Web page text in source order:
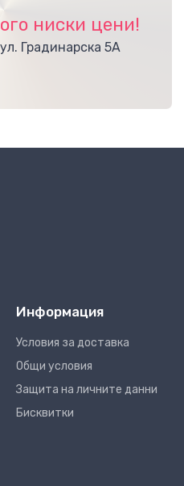
ниски цени!
Градинарска 5А
Информация
Условия за доставка
Общи условия
Защита на личните данни
Бисквитки